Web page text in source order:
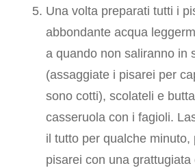
Una volta preparati tutti i
abbondante acqua
a quando non saliranno in
(assaggiate i pisarei per
sono cotti), scolateli e
casseruola con i fagioli.
il tutto per qualche minuto,
pisarei con una